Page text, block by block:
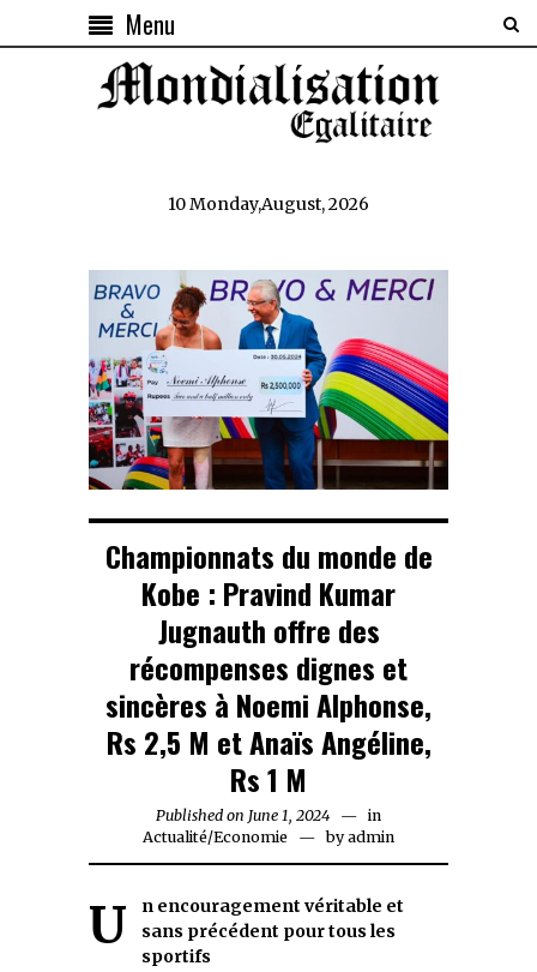
Menu
10 Monday,August, 2026
Championnats du monde de
Kobe : Pravind Kumar
Jugnauth offre des
récompenses dignes et
sincères à Noemi Alphonse,
Rs 2,5 M et Anaïs Angéline,
Rs 1 M
Published on June 1, 2024 June
1,
in
Actualité/Economie byadmin
Un encouragement véritable et
sans précédent pour tous les
sportifs